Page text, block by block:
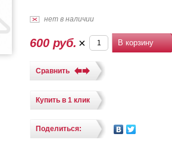
Купить в 1 клик
нет в наличии
600 руб. ×
Сравнить
Поделиться: